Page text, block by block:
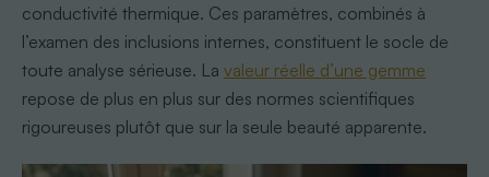
conductivité thermique. Ces paramètres, combinés à
l’examen des inclusions internes, constituent le socle de
toute analyse sérieuse. La valeur réelle d’une gemme
repose de plus en plus sur des normes scientifiques
rigoureuses plutôt que sur la seule beauté apparente.